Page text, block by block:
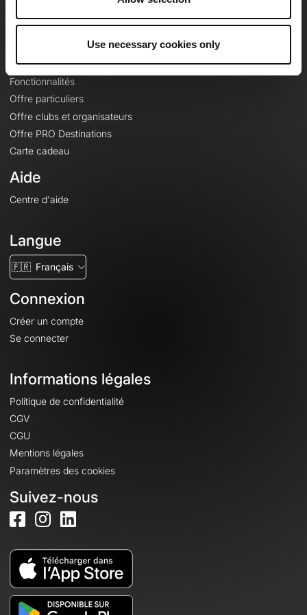
Use necessary cookies only
Le Mag'
Fonds de cartes topographiques
Fonctionnalités
Offre particuliers
Offre clubs et organisateurs
Offre PRO Destinations
Carte cadeau
Aide
Centre d'aide
Langue
🇫🇷 Français
Connexion
Créer un compte
Se connecter
Informations légales
Politique de confidentialité
CGV
CGU
Mentions légales
Paramètres des cookies
Suivez-nous